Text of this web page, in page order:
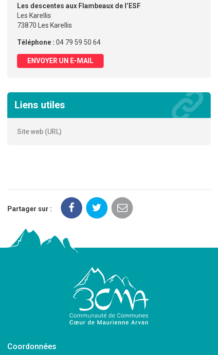
Les descentes aux Flambeaux de l’ESF
Les Karellis
73870 Les Karellis
Téléphone : 04 79 59 50 64
ENVOYER UN E-MAIL
Liens utiles
Site web (URL)
Partager sur :
Coordonnées